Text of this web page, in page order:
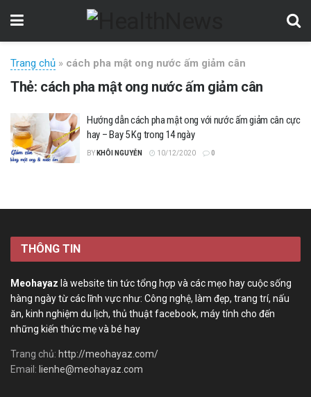
Trang chủ » cách pha mật ong nước ấm giảm cân
Thẻ: cách pha mật ong nước ấm giảm cân
Hướng dẫn cách pha mật ong với nước ấm giảm cân cực
hay – Bay 5 Kg trong 14 ngày
BY KHÔI NGUYỄN 10/12/2020 0
THÔNG TIN
Meohayaz là website tin tức tổng hợp và các mẹo hay cuộc sống
hàng ngày từ các lĩnh vực như: Công nghệ, làm đẹp, trang trí, nấu
ăn, kinh nghiệm du lịch, thủ thuật facebook, máy tính cho đến
những kiến thức mẹ và bé hay
Trang chủ: http://meohayaz.com/
Email: lienhe@meohayaz.com